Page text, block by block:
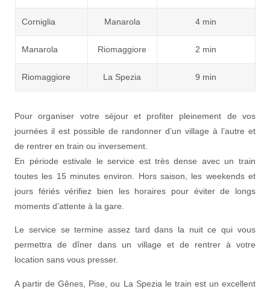
Corniglia Manarola 4 min
Manarola Riomaggiore 2 min
Riomaggiore La Spezia 9 min
Pour organiser votre séjour et profiter pleinement de vos
journées il est possible de randonner d’un village à l’autre et
de rentrer en train ou inversement.
En période estivale le service est très dense avec un train
toutes les 15 minutes environ. Hors saison, les weekends et
jours fériés vérifiez bien les horaires pour éviter de longs
moments d’attente à la gare.
Le service se termine assez tard dans la nuit ce qui vous
permettra de dîner dans un village et de rentrer à votre
location sans vous presser.
A partir de Gênes, Pise, ou La Spezia le train est un excellent